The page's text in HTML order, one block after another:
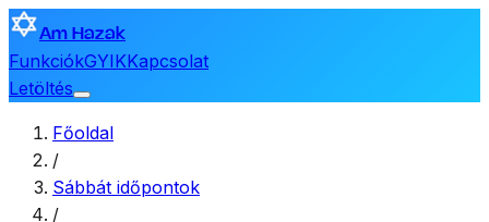
Am Hazak
FunkciókGYIKKapcsolat
Letöltés
Főoldal
/
Sábbát időpontok
/